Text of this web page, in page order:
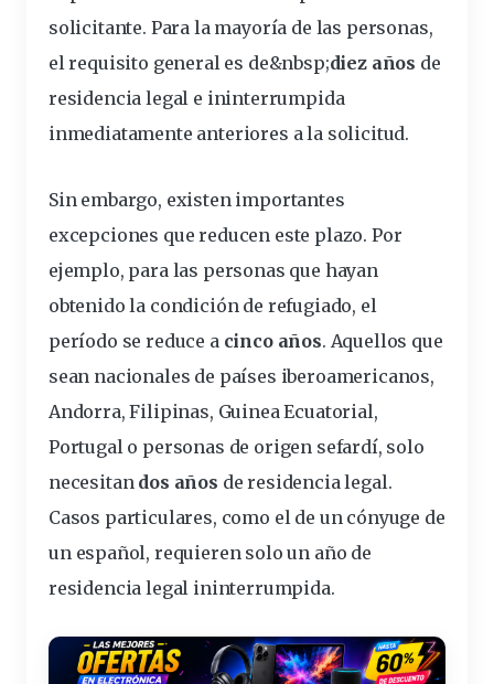
solicitante. Para la mayoría de las personas,
el requisito general es de&nbsp;diez años de
residencia legal e ininterrumpida
inmediatamente anteriores a la solicitud.
Sin embargo, existen importantes
excepciones que reducen este plazo. Por
ejemplo, para las personas que hayan
obtenido la condición de refugiado, el
período se reduce a cinco años. Aquellos que
sean nacionales de países iberoamericanos,
Andorra, Filipinas, Guinea Ecuatorial,
Portugal o personas de origen sefardí, solo
necesitan dos años de residencia legal.
Casos particulares, como el de un cónyuge de
un español, requieren soloun año de
residencia legal ininterrumpida.